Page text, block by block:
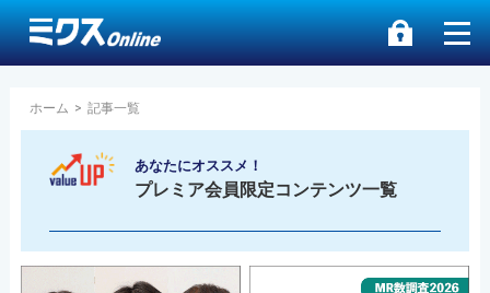
ホーム > 記事一覧
あなたにオススメ！
プレミア会員限定コンテンツ一覧